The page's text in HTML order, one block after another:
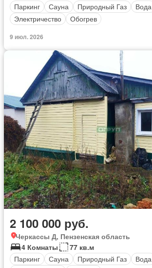
Паркинг
Сауна Природный Газ
Вода
Электричество
Обогрев
9 июл. 2026
2 100 000 руб.
Черкассы Д, Пензенская область
4 Комнаты
77 кв.м
Паркинг
Сауна Природный Газ
Вода